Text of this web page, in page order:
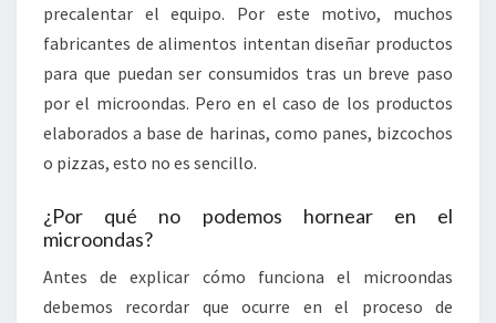
precalentar el equipo. Por este motivo, muchos
fabricantes de alimentos intentan diseñar productos
para que puedan ser consumidos tras un breve paso
por el microondas. Pero en el caso de los productos
elaborados a base de harinas, como panes, bizcochos
o pizzas, esto no es sencillo.
¿Por qué no podemos hornear en el
microondas?
Antes de explicar cómo funciona el microondas
debemos recordar que ocurre en el proceso de